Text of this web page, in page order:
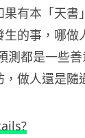
有本「天書
的事，哪做
測都是一些
做人還是隨